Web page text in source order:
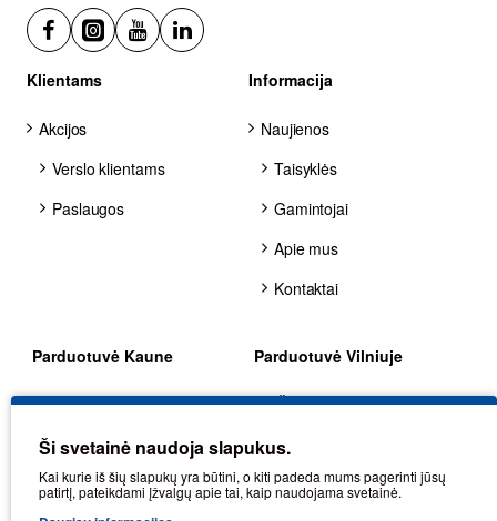
Klientams
Akcijos
Verslo klientams
Paslaugos
Informacija
Naujienos
Taisyklės
Gamintojai
Apie mus
Kontaktai
Parduotuvė Kaune
Stulginskio g. 41G, LT-
+370 602 25225
kaunas@balticdiag.eu
Parduotuvė Vilniuje
Žirmūnų g. 70, LT-09124,
+370 680 80002
vilnius@balticdiag.eu
Ši svetainė naudoja slapukus.
Kai kurie iš šių slapukų yra būtini, o kiti padeda mums pagerinti jūsų
patirtį, pateikdami įžvalgų apie tai, kaip naudojama svetainė.